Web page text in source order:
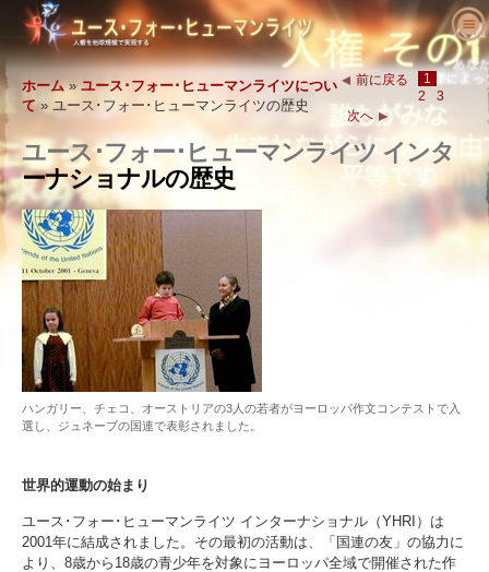
ユース･フォー･ヒューマンライツにつ
いて
ユース･フォー･ヒューマンライツとは?
私たちの目的
ユース･フォー･ヒューマンライツの歴史
役員
顧問委員会
YHRIの協力者
声明と表彰
推薦の言葉
人権とは何でしょう?
人権の定義
人権の背景
世界人権宣言
教育者へ
ようこそ
教育パッケージの内容
教育者からの結果報告
人権カリキュラム
教育プログラム
プログラムの実施
活動を始める
活動に参加する
請願
メンバーシップと寄付
グループ
コンテスト
人権を求める主張
人権の擁護者たち
さまざまな人権団体
人権侵害
ニュース
注文
問い合わせ
ホーム»ユース･フォー･ヒューマンライツについ
て» ユース･フォー･ヒューマンライツの歴史
前に戻る
1
2
3
次へ
ユース･フォー･ヒューマンライツ インタ
ーナショナルの歴史
ハンガリー、チェコ、オーストリアの3人の若者がヨーロッパ作文コンテストで入
選し、ジュネーブの国連で表彰されました。
世界的運動の始まり
ユース･フォー･ヒューマンライツ インターナショナル（YHRI）は
2001年に結成されました。その最初の活動は、「国連の友」の協力に
より、8歳から18歳の青少年を対象にヨーロッパ全域で開催された作